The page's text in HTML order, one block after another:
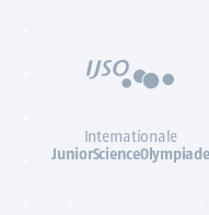
Internationale
JuniorScienceOlympiade